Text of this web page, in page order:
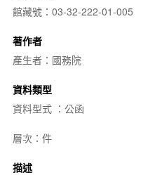
館藏號：03-32-222-01-005
著作者
產生者：國務院
資料類型
資料型式 ：公函
層次：件
描述